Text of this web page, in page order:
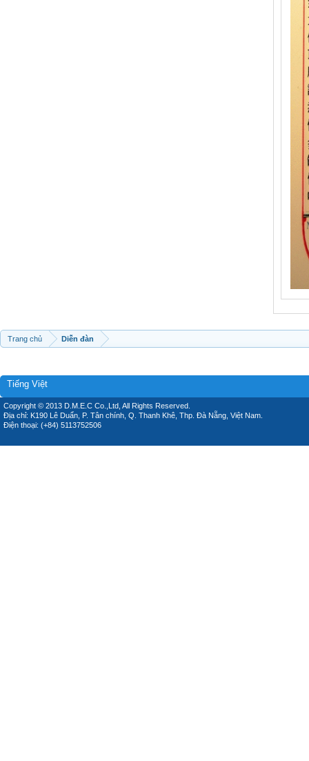
Trang chủ Diễn đàn
Tiếng Việt
Copyright © 2013 D.M.E.C Co.,Ltd, All Rights Reserved.
Địa chỉ: K190 Lê Duẩn, P. Tân chính, Q. Thanh Khê, Thp. Đà Nẵng, Việt Nam.
Điện thoại: (+84) 5113752506